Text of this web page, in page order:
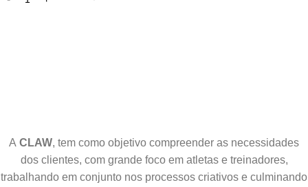
A CLAW, tem como objetivo compreender as necessidades
dos clientes, com grande foco em atletas e treinadores,
trabalhando em conjunto nos processos criativos e culminando